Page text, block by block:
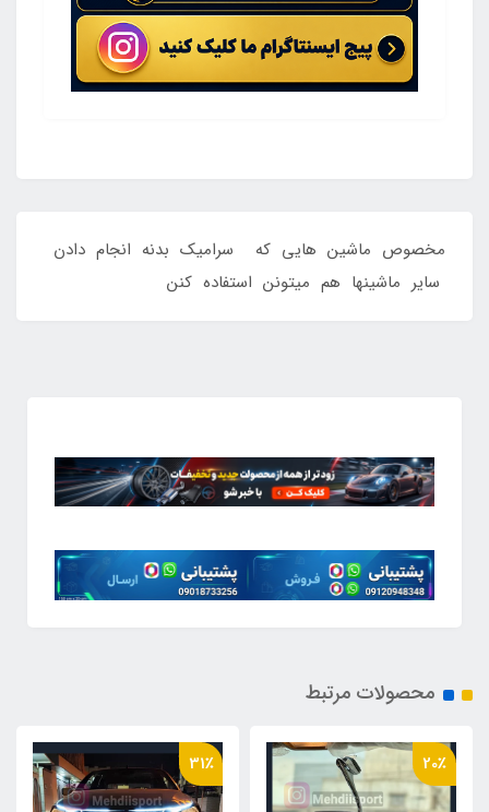
مخصوص ماشین هایی که سرامیک بدنه انجام دادن
سایر ماشینها هم میتونن استفاده کنن
محصولات مرتبط
31٪ 34٪